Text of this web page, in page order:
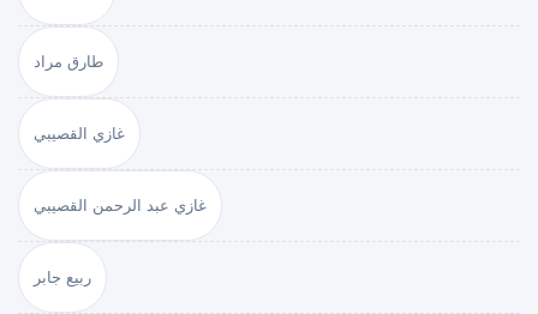
طارق مراد
غازي القصيبي
غازي عبد الرحمن القصيبي
ربيع جابر